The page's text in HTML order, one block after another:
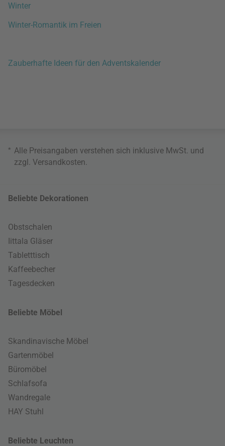
Winter
Winter-Romantik im Freien
Zauberhafte Ideen für den Adventskalender
* Alle Preisangaben verstehen sich inklusive MwSt. und
zzgl. Versandkosten
Beliebte Dekorationen
Obstschalen
Iittala Gläser
Tabletttisch
Kaffeebecher
Tagesdecken
Beliebte Möbel
Skandinavische Möbel
Gartenmöbel
Büromöbel
Schlafsofa
Wandregale
HAY Stuhl
Beliebte Leuchten